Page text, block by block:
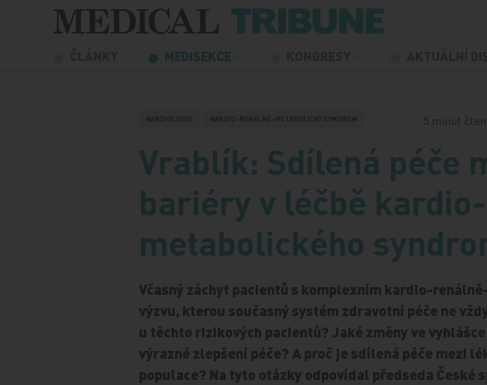
Přeskočit na obsah
MEDISEKCE
5 minut
Vrablík: Sdílená péče
bariéry v léčbě
metabolického
Včasný záchyt pacientů s komplexním kardio-
výzvu, kterou současný systém zdravotní péče ne
u těchto rizikových pacientů? Jaké změny ve
výrazné zlepšení péče? A proč je sdílená péče mezi
populace? Na tyto otázky odpovídal předseda České